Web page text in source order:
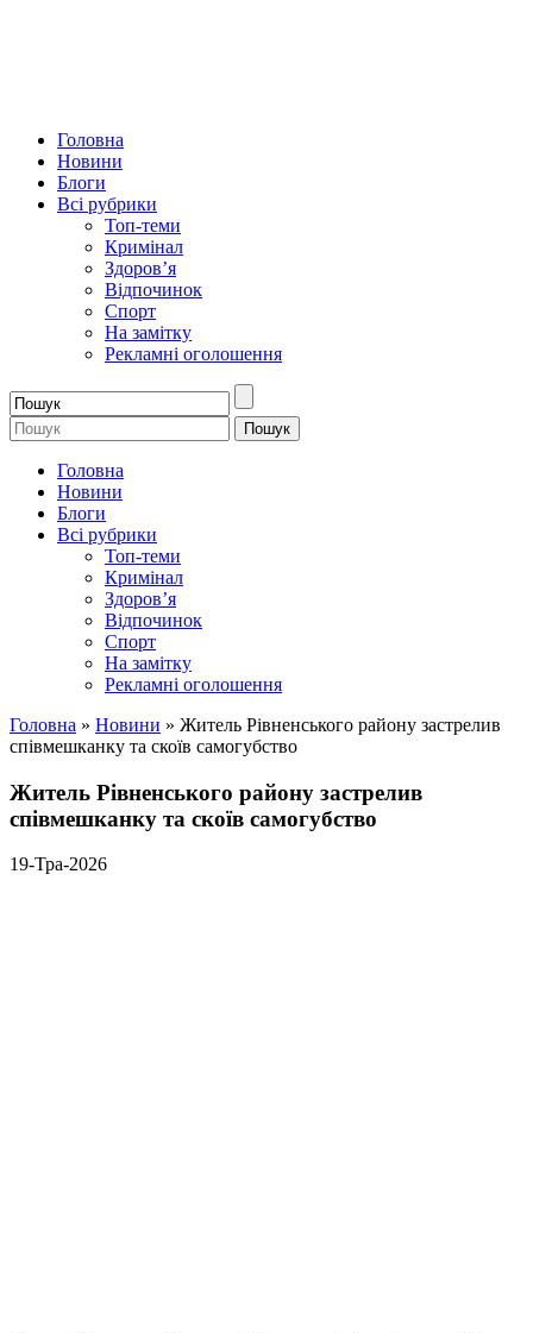
Головна
Новини
Блоги
Всі рубрики
Топ-теми
Кримінал
Здоров’я
Відпочинок
Спорт
На замітку
Рекламні оголошення
Головна
Новини
Блоги
Всі рубрики
Топ-теми
Кримінал
Здоров’я
Відпочинок
Спорт
На замітку
Рекламні оголошення
Головна » Новини » Житель Рівненського району застрелив
співмешканку та скоїв самогубство
Житель Рівненського району застрелив
співмешканку та скоїв самогубство
19-Тра-2026